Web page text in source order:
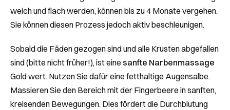
weich und flach werden, können bis zu 4 Monate vergehen.
Sie können diesen Prozess jedoch aktiv beschleunigen.
Sobald die Fäden gezogen sind und alle Krusten abgefallen
sind (bitte nicht früher!), ist eine sanfte Narbenmassage
Gold wert. Nutzen Sie dafür eine fetthaltige Augensalbe.
Massieren Sie den Bereich mit der Fingerbeere in sanften,
kreisenden Bewegungen. Dies fördert die Durchblutung